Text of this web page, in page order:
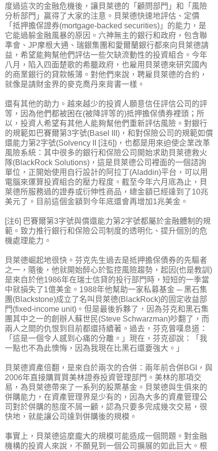
度過這次的金融危機後，讓貝萊德的「顧問部門」和「風險
分析部門」贏得了大家的注意。貝萊德快速地評估、定價
「抵押擔保證券(mortgage-backed securities)」的能力，是
它能過躲金融風暴的原因。六神無主的銀行和政府，包含聯
準會、JP摩根大通、瑞銀集團和愛爾蘭銀行都來向貝萊德請
益，希望能夠幫他們評估一些欠缺流動性的投資組合。今年
八月，陷入四面楚歌的希臘政府，也雇用貝萊德來研究國內
的商業銀行的貸款帳簿。對他們來說，聘雇貝萊德的合約，
就像是請財金界的麥克喬丹來背書一樣。
還有其他的助力。越來越少的投資人願意信任評信公司的評
等，因為他們都被困在(被降評等的)抵押擔保債券裡頭；所
以，投資人希望有其他人能夠幫他們重新評估風險。對銀行
的規範如巴賽爾第3字號(Basel III)，和對保險公司的規範如償
還能力第2字號(Solvency II [注6])，也都是用來迫使企業改革
風險系統：其中很多的銀行和保險公司開始求助貝萊德救火
隊(BlackRock Solutions)，這是貝萊德公司裡面的一個諮詢
單位，正開始使用自行設計的阿拉丁(Aladdin)平台，可以用
電腦來運算投資組合的壓力程度。截至今年六月底為止，貝
萊德所服務過的證券或衍伸性商品，總金額已經達到了10兆
美元了。目前這個金額到今年底還會再增加1兆美金。
[注6] 巴賽爾第3字號與償還能力第2字號都屬於金融體制的規
範。致力推行銀行和保險公司制度的透明化、提升個別的危
機處理能力。
貝萊德崛起地很快。芬克先生過去是抵押擔保債券的先驅者
之一，隨後，他就開始醉心於監控風險趨勢，起因(也是教訓)
是來自於他1986年在瑞士信貸的投行部門時，短短的一季當
中就損失了1億美金。1988年他幫助一家私募基金 ─ 黑石集
團(Blackstone)成立了名叫貝萊德(BlackRock)的固定收益部
門(fixed-income unit)。但是最後拆夥了，因為芬克和黑石集
團其中之一的創辦人蘇世民(Steve Schwarzman)吵翻了，而
兩人之間的仇恨到目前都還持續著。過去，芬克曾嘆息道：
「這是一個令人感到心痛的分離。」現在，芬克卻說：「我
一點也不為此懊悔，因為我現在比黑石還要強大。」
貝萊德資產倍翻，是來自於兩次的合併：兩年前合併BGI，與
2006年直接購買買美林證券投資管理部門。美林的那項交
易，為貝萊德帶來了一系列的股票基金。貝萊德與生俱來的
併購能力，在資產管理界是少有的，因為大多的資產管理公
司對於併購的態度不屑一顧，認為只要多完成幾次交易，很
快地，就能讓公司達到併購後的規模。
事實上，貝萊德這麼龐大的規模可能造成一個問題。對金融
機構的投資人來說，不願見到一個公司擴展的如此巨大。根